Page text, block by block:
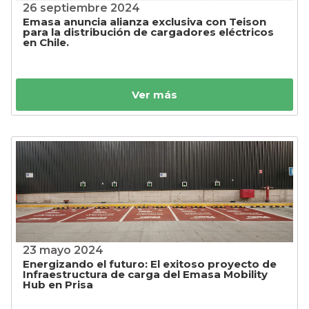
26 septiembre 2024
Emasa anuncia alianza exclusiva con Teison
para la distribución de cargadores eléctricos
en Chile.
Ver más
23 mayo 2024
Energizando el futuro: El exitoso proyecto de
Infraestructura de carga del Emasa Mobility
Hub en Prisa